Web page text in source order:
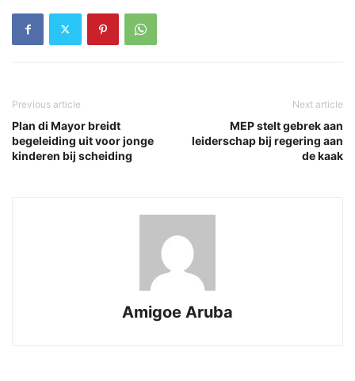
Previous article
Plan di Mayor breidt
begeleiding uit voor jonge
kinderen bij scheiding
Next article
MEP stelt gebrek aan
leiderschap bij regering aan
de kaak
Amigoe Aruba